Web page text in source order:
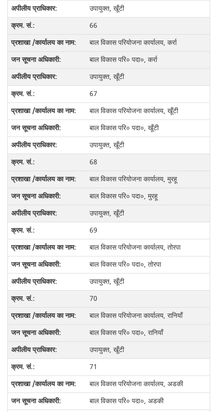
उपायुक्त, खूँटी
66
बाल विकास परियोजना कार्यालय, कर्रा
बाल विकास परि० पदा०, कर्रा
उपायुक्त, खूँटी
67
बाल विकास परियोजना कार्यालय, खूँटी
बाल विकास परि० पदा०, खूँटी
उपायुक्त, खूँटी
68
बाल विकास परियोजना कार्यालय, मुरहू
बाल विकास परि० पदा०, मुरहू
उपायुक्त, खूँटी
69
बाल विकास परियोजना कार्यालय, तोरपा
बाल विकास परि० पदा०, तोरपा
उपायुक्त, खूँटी
70
बाल विकास परियोजना कार्यालय, रानियाँ
बाल विकास परि० पदा०, रानियाँ
उपायुक्त, खूँटी
71
बाल विकास परियोजना कार्यालय, अडकी
बाल विकास परि० पदा०, अडकी